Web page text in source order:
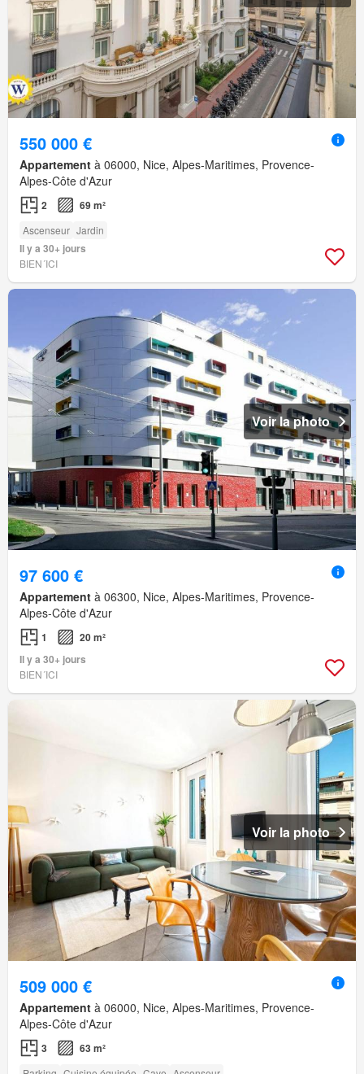
550 000 €
Appartement à 06000, Nice, Alpes-Maritimes, Provence-
Alpes-Côte d'Azur
2 69 m²
Ascenseur Jardin
Il y a 30+ jours
BIEN´ICI
Voir la photo
97 600 €
Appartement à 06300, Nice, Alpes-Maritimes, Provence-
Alpes-Côte d'Azur
1
20 m²
Il y a 30+ jours
BIEN´ICI
Voir la photo
509 000 €
Appartement à 06000, Nice, Alpes-Maritimes, Provence-
Alpes-Côte d'Azur
3 63 m²